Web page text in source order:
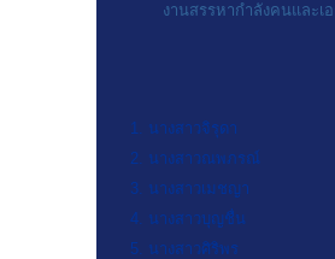
งานสรรหากำลังคนและเ
1. นางสาวจิรุดา
2. นางสาวณพภรณ์
3. นางสาวเมชญา
4. นางสาวบุญชื่น
5. นางสาวศิริพร